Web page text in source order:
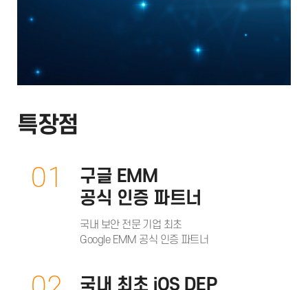
특장점
01
구글 EMM
공식 인증 파트너
국내 보안 전문 기업 최초
Google EMM 공식 인증 파트너
국내 최초 iOS DEP